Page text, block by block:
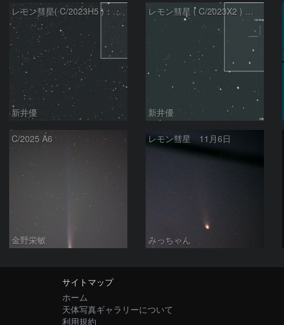
レモン彗星( C/2023H5 )：2026/05/20
新井優
レモン彗星 ( C/2023X2 ) の予報位置：2026/05/29
新井優
C/2025 A6
金野栄敏
レモン彗星 11月6日
みっちゃん
サイトマップ
ホーム
天体写真ギャラリーについて
利用規約